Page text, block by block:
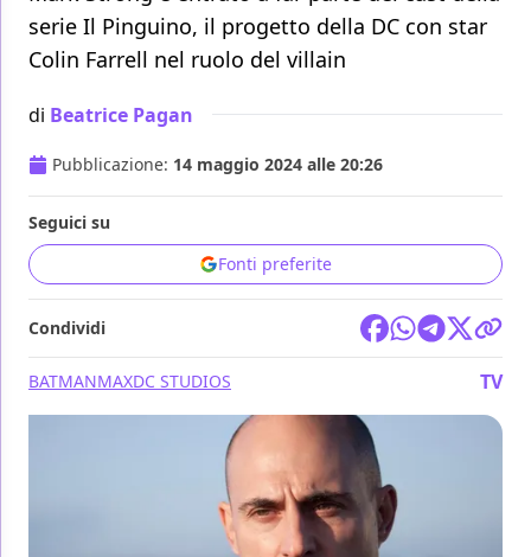
serie Il Pinguino, il progetto della DC con star
Colin Farrell nel ruolo del villain
di Beatrice Pagan
Pubblicazione: 14 maggio 2024 alle 20:26
Seguici su
Fonti preferite
Condividi
BATMANMAXDC STUDIOS TV